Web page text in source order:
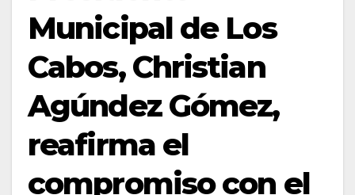
Municipal de Los
Cabos, Christian
Agúndez Gómez,
reafirma el
compromiso con el